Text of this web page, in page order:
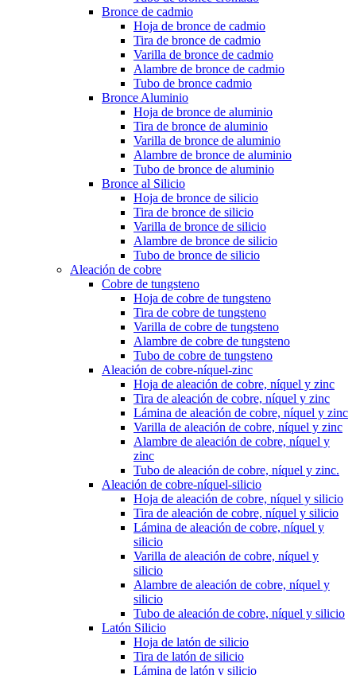
Bronce de cadmio
Hoja de bronce de cadmio
Tira de bronce de cadmio
Varilla de bronce de cadmio
Alambre de bronce de cadmio
Tubo de bronce cadmio
Bronce Aluminio
Hoja de bronce de aluminio
Tira de bronce de aluminio
Varilla de bronce de aluminio
Alambre de bronce de aluminio
Tubo de bronce de aluminio
Bronce al Silicio
Hoja de bronce de silicio
Tira de bronce de silicio
Varilla de bronce de silicio
Alambre de bronce de silicio
Tubo de bronce de silicio
Aleación de cobre
Cobre de tungsteno
Hoja de cobre de tungsteno
Tira de cobre de tungsteno
Varilla de cobre de tungsteno
Alambre de cobre de tungsteno
Tubo de cobre de tungsteno
Aleación de cobre-níquel-zinc
Hoja de aleación de cobre, níquel y zinc
Tira de aleación de cobre, níquel y zinc
Lámina de aleación de cobre, níquel y zinc
Varilla de aleación de cobre, níquel y zinc
Alambre de aleación de cobre, níquel y
zinc
Tubo de aleación de cobre, níquel y zinc.
Aleación de cobre-níquel-silicio
Hoja de aleación de cobre, níquel y silicio
Tira de aleación de cobre, níquel y silicio
Lámina de aleación de cobre, níquel y
silicio
Varilla de aleación de cobre, níquel y
silicio
Alambre de aleación de cobre, níquel y
silicio
Tubo de aleación de cobre, níquel y silicio
Latón Silicio
Hoja de latón de silicio
Tira de latón de silicio
Lámina de latón y silicio